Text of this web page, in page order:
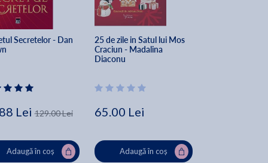
Secretelor - Dan
Lei 129.00 Lei
Adaugă în coș
25 de zile in Satul lui Mos
Craciun - Madalina
Diaconu
65.00 Lei
Adaugă în coș